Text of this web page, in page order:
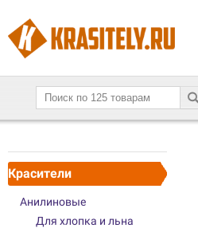
Красители
Анилиновые
Для хлопка и льна